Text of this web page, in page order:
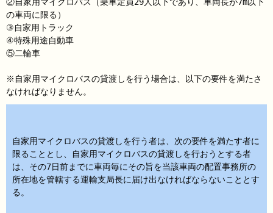
②自家用マイクロバス（乗車定員29人以下であり、車両長が7m以下
の車両に限る）
③自家用トラック
④特殊用途自動車
⑤二輪車
※自家用マイクロバスの貸渡しを行う場合は、以下の要件を満たさ
なければなりません。
自家用マイクロバスの貸渡しを行う者は、次の要件を満たす者に
限ることとし、自家用マイクロバスの貸渡しを行おうとする者
は、その7日前までに車両毎にその旨を当該車両の配置事務所の
所在地を管轄する運輸支局長に届け出なければならないこととす
る。